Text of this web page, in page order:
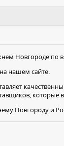
Новгороде по
на нашем сайте.
которые
Новгороду и